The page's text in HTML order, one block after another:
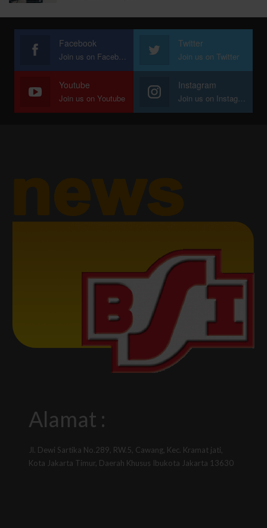
Facebook
Join us on Facebook
Twitter
Join us on Twitter
Youtube
Join us on Youtube
Instagram
Join us on Instagram
Alamat :
Jl. Dewi Sartika No.289, RW.5, Cawang, Kec. Kramat jati,
Kota Jakarta Timur, Daerah Khusus Ibukota Jakarta 13630